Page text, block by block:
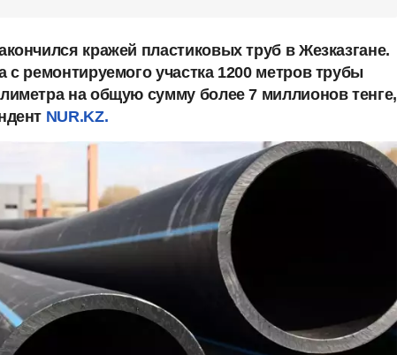
кражей пластиковых труб в Жезказгане.
с ремонтируемого участка 1200 метров трубы
на общую сумму более 7 миллионов тенге,
NUR.KZ.